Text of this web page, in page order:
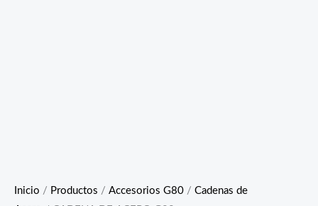
Inicio / Productos / Accesorios G80 / Cadenas de